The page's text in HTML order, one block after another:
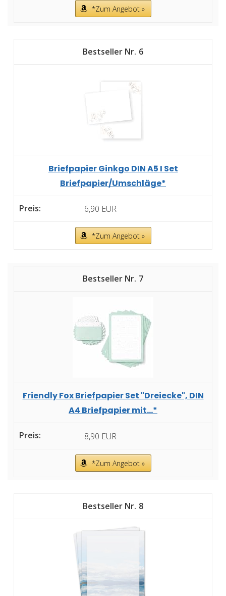
*Zum Angebot »
6
Briefpapier Ginkgo DIN A5 I Set
Briefpapier/Umschläge*
6,90 EUR
*Zum Angebot »
7
Friendly Fox Briefpapier Set "Dreiecke", DIN
A4 Briefpapier mit...*
8,90 EUR
*Zum Angebot »
8